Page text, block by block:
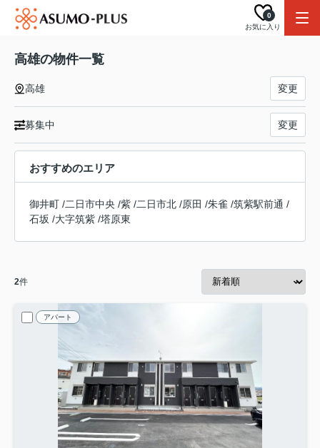
お気に入り
0
高雄の物件一覧
高雄 変更
募集中 変更
おすすめのエリア
御井町 /二日市中央 /紫 /二日市北 /原田 /朱雀 /筑紫駅前通 /
石坂 /大字筑紫 /塔原東
2件
アパート